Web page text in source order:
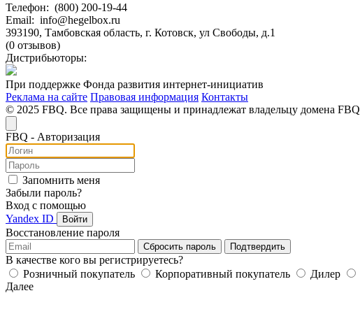
Телефон: (800) 200-19-44
Email: info@hegelbox.ru
393190, Тамбовская область, г. Котовск, ул Свободы, д.1
(0 отзывов)
Дистрибьюторы:
При поддержке Фонда развития интернет-инициатив
Реклама на сайте Правовая информация Контакты
© 2025 FBQ. Все права защищены и принадлежат владельцу домена FBQ
FBQ - Авторизация
Запомнить меня
Забыли пароль?
Вход с помощью
Yandex ID
Войти
Восстановление пароля
Сбросить пароль Подтвердить
В качестве кого вы регистрируетесь?
Розничный покупатель
Корпоративный покупатель Дилер
Далее